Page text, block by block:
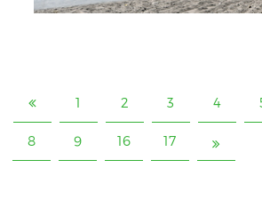
1 2 3 4
8 9 16 17